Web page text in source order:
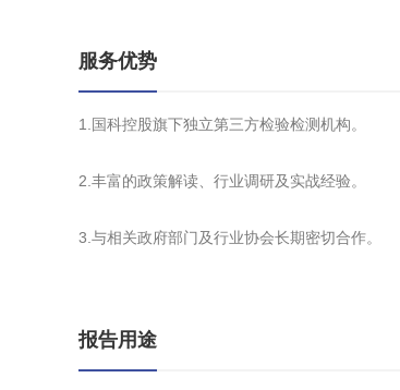
服务优势
1.国科控股旗下独立第三方检验检测机构。
2.丰富的政策解读、行业调研及实战经验。
3.与相关政府部门及行业协会长期密切合作。
报告用途